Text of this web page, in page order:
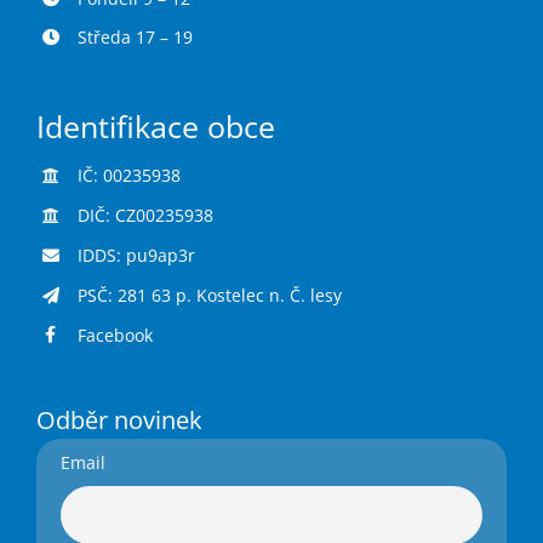
Středa 17 – 19
Identifikace obce
IČ: 00235938
DIČ: CZ00235938
IDDS: pu9ap3r
PSČ: 281 63 p. Kostelec n. Č. lesy
Facebook
Odběr novinek
Email